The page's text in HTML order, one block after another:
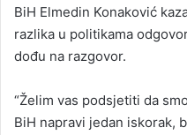
BiH Elmedin Konaković
razlika u politikama
dođu na razgovor.
“Želim vas podsjetiti da
BiH napravi jedan iskorak,